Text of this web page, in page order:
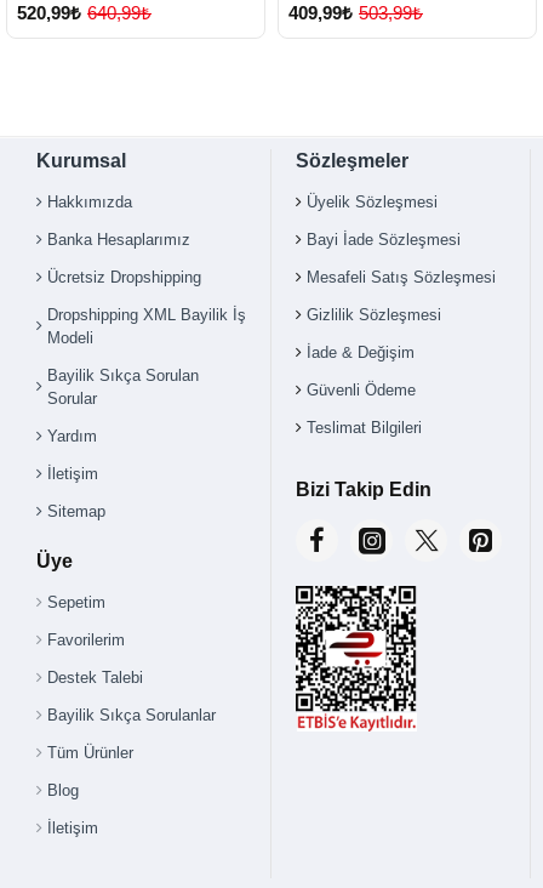
520,99₺ 640,99₺ 409,99₺ 503,99₺
Kurumsal
Hakkımızda
Banka Hesaplarımız
Ücretsiz Dropshipping
Dropshipping XML Bayilik İş
Modeli
Bayilik Sıkça Sorulan
Sorular
Yardım
İletişim
Sitemap
Üye
Sepetim
Favorilerim
Destek Talebi
Bayilik Sıkça Sorulanlar
Tüm Ürünler
Blog
İletişim
Sözleşmeler
Üyelik Sözleşmesi
Bayi İade Sözleşmesi
Mesafeli Satış Sözleşmesi
Gizlilik Sözleşmesi
İade & Değişim
Güvenli Ödeme
Teslimat Bilgileri
Bizi Takip Edin